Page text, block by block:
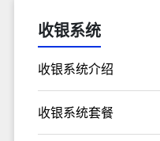
收银系统
收银系统介绍
收银系统套餐